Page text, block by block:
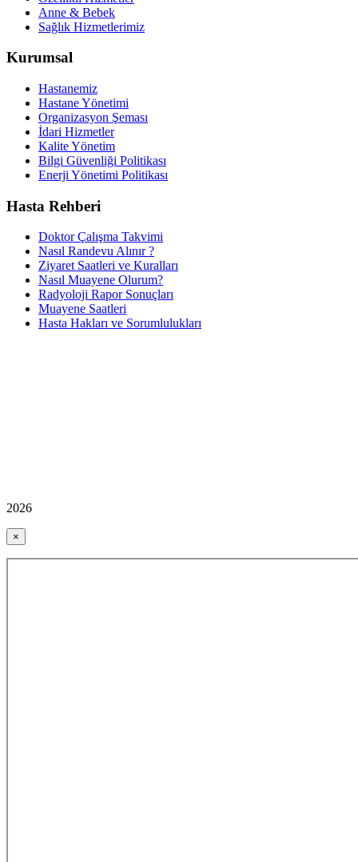
Anne & Bebek
Sağlık Hizmetlerimiz
Kurumsal
Hastanemiz
Hastane Yönetimi
Organizasyon Şeması
İdari Hizmetler
Kalite Yönetim
Bilgi Güvenliği Politikası
Enerji Yönetimi Politikası
Hasta Rehberi
Doktor Çalışma Takvimi
Nasıl Randevu Alınır ?
Ziyaret Saatleri ve Kuralları
Nasıl Muayene Olurum?
Radyoloji Rapor Sonuçları
Muayene Saatleri
Hasta Hakları ve Sorumlulukları
2026
×